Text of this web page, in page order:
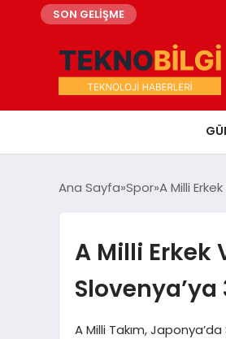
SON GELİŞME
Ana Sayfa Spor A Milli
A Milli Erkek
A Milli Takım,